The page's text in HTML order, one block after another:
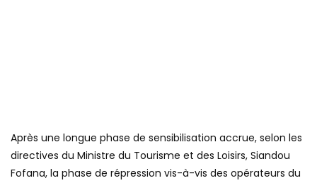
Après une longue phase de sensibilisation accrue, selon les
directives du Ministre du Tourisme et des Loisirs, Siandou
Fofana, la phase de répression vis-à-vis des opérateurs du